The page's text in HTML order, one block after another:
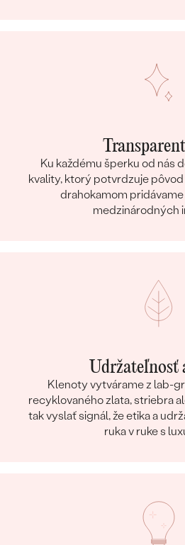
Ku každému šperku od nás
kvality, ktorý potvrdzuje pôvod
drahokamom
medzinárodných
Udržateľnosť
Klenoty vytvárame z lab-
recyklovaného zlata, striebra
tak vyslať signál, že etika a
ruka v ruke s